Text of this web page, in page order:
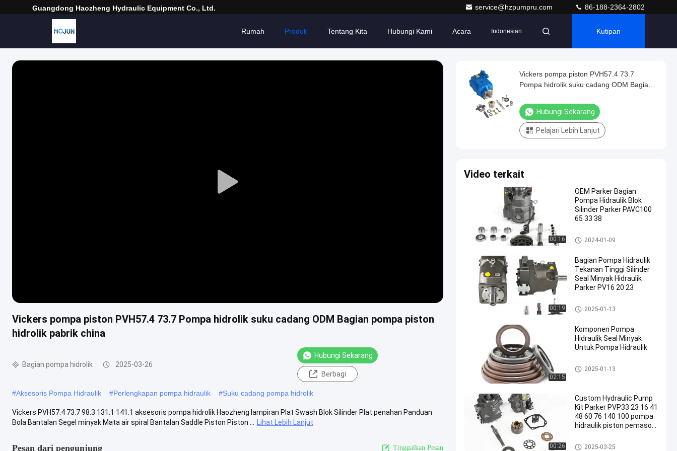
Guangdong Haozheng Hydraulic Equipment Co., Ltd. service@hzpumpru.com 86-188-2364-2802
Rumah Produk Tentang Kita Hubungi Kami Acara Indonesian Kutipan
Play
Vickers pompa piston PVH57.4 73.7 Pompa hidrolik suku cadang ODM Bagian pompa piston
hidrolik pabrik china
Bagian pompa hidrolik 2025-03-26
Hubungi Sekarang
Berbagi
#Aksesoris Pompa Hidraulik #Perlengkapan pompa hidraulik #Suku cadang pompa hidrolik
Vickers PVH57.4 73.7 98.3 131.1 141.1 aksesoris pompa hidrolik Haozheng lampiran Plat Swash Blok Silinder Plat penahan Panduan
Bola Bantalan Segel minyak Mata air spiral Bantalan Saddle Piston Piston ...
Lihat Lebih Lanjut
Pesan dari pengunjung Tinggalkan Pesan
Vickers pompa piston PVH57.4 73.7
Pompa hidrolik suku cadang ODM Bagian
Hubungi Sekarang
Pelajari Lebih Lanjut
Video terkait
00:16
OEM Parker Bagian
Pompa Hidraulik Blok
Silinder Parker PAVC100
65 33 38
Bagian pompa hidrolik
2024-01-09
00:19
Bagian Pompa Hidraulik
Tekanan Tinggi Silinder
Seal Minyak Hidraulik
Parker PV16 20 23
Bagian pompa hidrolik
2025-01-13
02:15
Komponen Pompa
Hidraulik Seal Minyak
Untuk Pompa Hidraulik
Bagian pompa hidrolik
2025-01-13
00:26
Custom Hydraulic Pump
Kit Parker PVP33 23 16 41
48 60 76 140 100 pompa
hidraulik piston pemasok
Bagian pompa hidrolik
2025-03-25